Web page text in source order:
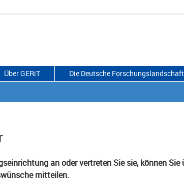
Über GERiT Die Deutsche Forschungslandschaft
an oder vertreten Sie sie, können Sie
mitteilen.